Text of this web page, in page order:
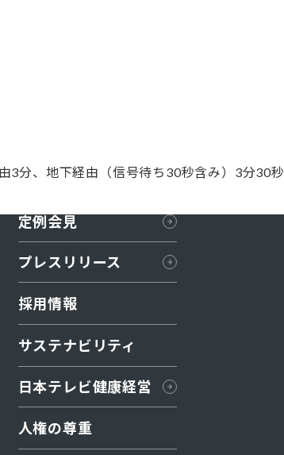
3分、地下経由（信号待ち30秒含み）3分30秒
定例会見
プレスリリース
採用情報
サステナビリティ
日本テレビ健康経営
人権の尊重